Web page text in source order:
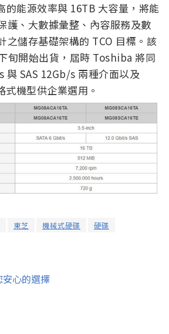
的能源效率與 16TB 大容量，將能
護、大數據彙整、內容服務及數
之儲存基礎架構的 TCO 目標。該
旬開始出貨，屆時 Toshiba 將同
與 SAS 12Gb/s 兩種介面以及
機型供企業選用。
東芝 機械式硬碟 硬碟
心的選擇